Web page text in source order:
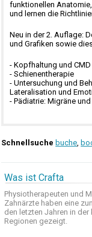
funktionellen
und lernen die
Neu in der 2. Auflage:
und Grafiken sowie
- Kopfhaltung und CMD
- Schienentherapie
- Untersuchung und
Lateralisation und
- Pädiatrie: Migräne
Schnellsuche buche,
Was ist Crafta
Physiotherapeuten und
Zahnärzte haben eine
den letzten Jahren in der
Regionen gezeigt.